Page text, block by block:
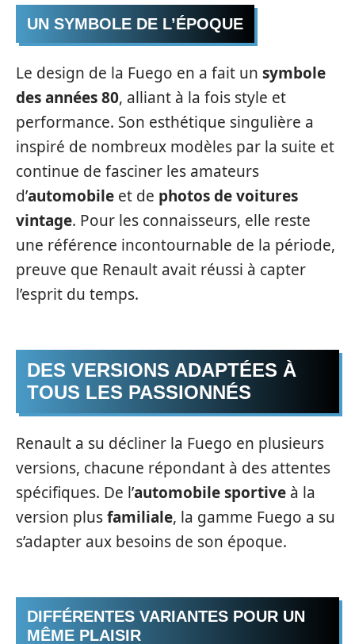
UN SYMBOLE DE L’ÉPOQUE
Le design de la Fuego en a fait un symbole
des années 80, alliant à la fois style et
performance. Son esthétique singulière a
inspiré de nombreux modèles par la suite et
continue de fasciner les amateurs
d’automobile et de photos de voitures
vintage. Pour les connaisseurs, elle reste
une référence incontournable de la période,
preuve que Renault avait réussi à capter
l’esprit du temps.
DES VERSIONS ADAPTÉES À
TOUS LES PASSIONNÉS
Renault a su décliner la Fuego en plusieurs
versions, chacune répondant à des attentes
spécifiques. De l’automobile sportive à la
version plusfamiliale, la gamme Fuego a su
s’adapter aux besoins de son époque.
DIFFÉRENTES VARIANTES POUR UN
MÊME PLAISIR